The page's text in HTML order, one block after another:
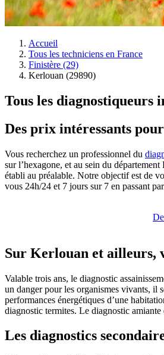
Accueil
Tous les techniciens en France
Finistère (29)
Kerlouan (29890)
Tous les
Des prix intéressants
Vous recherchez un professionnel du
sur l’hexagone, et au sein du
établi au préalable. Notre objectif est de
vous 24h/24 et 7 jours sur 7 en passant
Sur Kerlouan et ailleurs,
Valable trois ans, le diagnostic
un danger pour les organismes vivants, il
performances énergétiques d’une
diagnostic termites. Le diagnostic
Les diagnostics